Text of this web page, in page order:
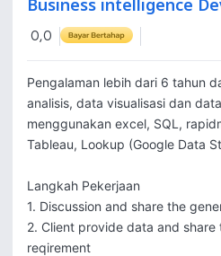
Business intelligence
0,0
Pengalaman lebih dari 6 tahun
analisis, data visualisasi dan
menggunakan excel, SQL,
Tableau, Lookup (Google Data
Langkah Pekerjaan
1. Discussion and share the
2. Client provide data and
reqirement